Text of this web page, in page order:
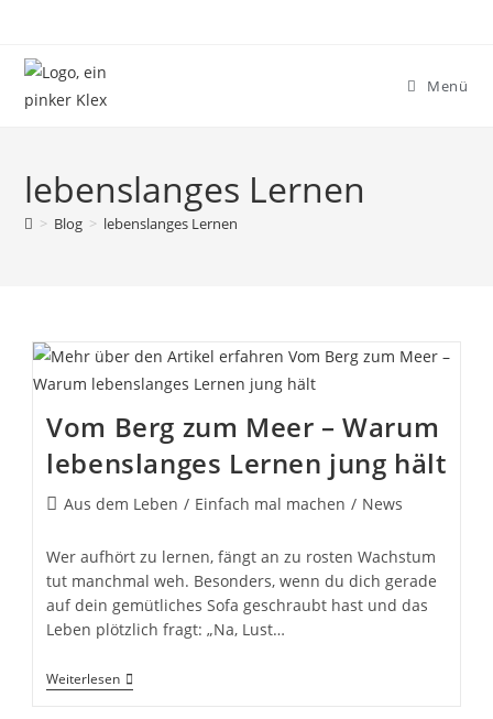
springen
Menü
lebenslanges Lernen
> Blog > lebenslanges Lernen
Vom Berg zum Meer – Warum
lebenslanges Lernen jung hält
Beitrags-
Aus dem Leben / Einfach mal machen / News
Wer aufhört zu lernen, fängt an zu rosten Wachstum
tut manchmal weh. Besonders, wenn du dich gerade
auf dein gemütliches Sofa geschraubt hast und das
Leben plötzlich fragt: „Na, Lust…
WeiterlesenVom
Berg